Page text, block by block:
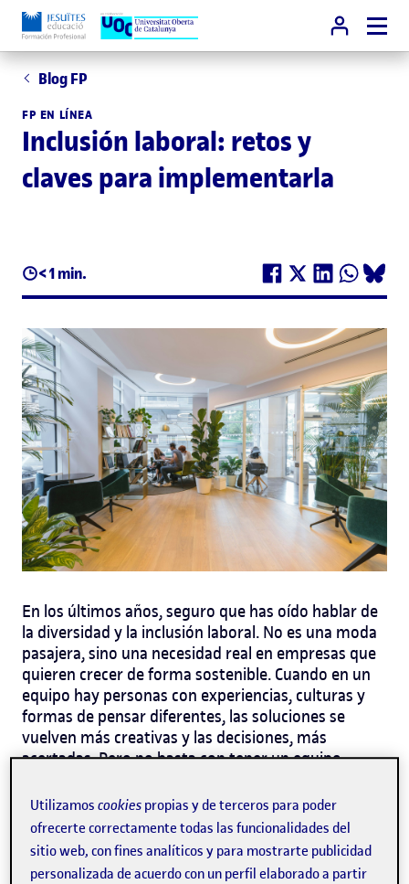
Blog FP
FP EN LÍNEA
Inclusión laboral: retos y
claves para implementarla
< 1 min.
En los últimos años, seguro que has oído hablar de
la diversidad y la inclusión laboral. No es una moda
pasajera, sino una necesidad real en empresas que
quieren crecer de forma sostenible. Cuando en un
equipo hay personas con experiencias, culturas y
formas de pensar diferentes, las soluciones se
vuelven más creativas y las decisiones, más
acertadas.Pero no basta con tener un equipo
por la inclusión laboral. Es decir, asegurar que todas
las personas se sientan parte, que sean escuchadas
y tengan las mismas oportunidades para aportar y
desarrollarse profesionalmente.
Utilizamoscookies propias y de terceros para poder
ofrecerte correctamente todas las funcionalidades del
sitio web, con fines analíticos y para mostrarte publicidad
personalizada de acuerdo con un perfil elaborado a partir